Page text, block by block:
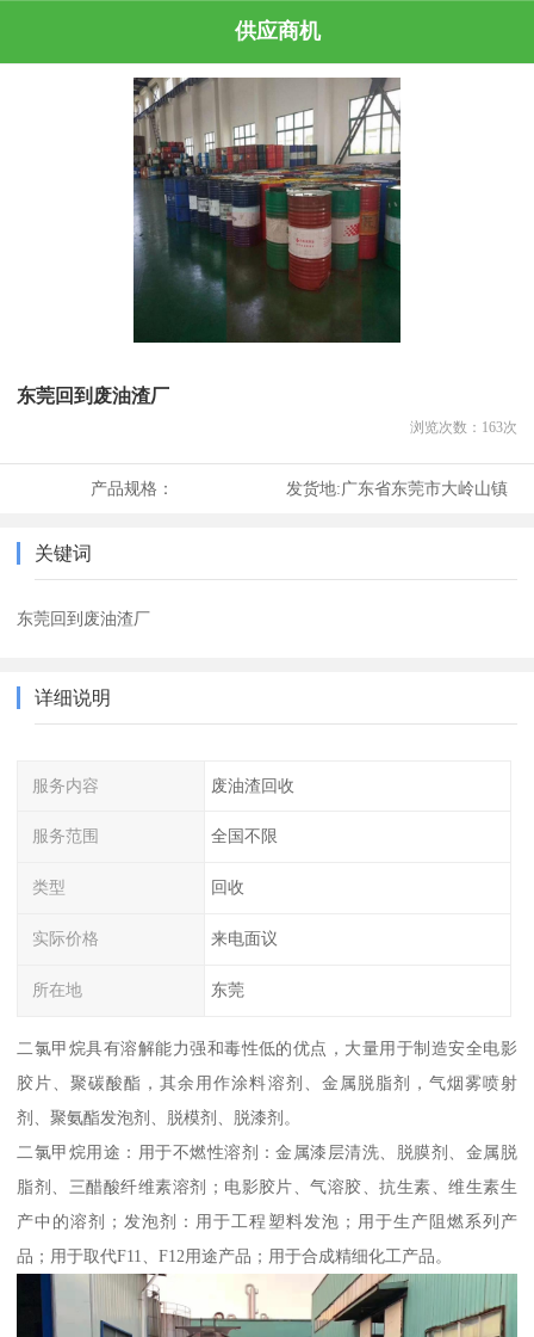
供应商机
东莞回到废油渣厂
浏览次数： 163次
产品规格： 发货地:广东省东莞市大岭山镇
关键词
东莞回到废油渣厂
详细说明
服务内容 废油渣回收
服务范围 全国不限
类型 回收
实际价格 来电面议
所在地 东莞
二氯甲烷具有溶解能力强和毒性低的优点，大量用于制造安全电影
胶片、聚碳酸酯，其余用作涂料溶剂、金属脱脂剂，气烟雾喷射
剂、聚氨酯发泡剂、脱模剂、脱漆剂。
二氯甲烷用途：用于不燃性溶剂：金属漆层清洗、脱膜剂、金属脱
脂剂、三醋酸纤维素溶剂；电影胶片、气溶胶、抗生素、维生素生
产中的溶剂；发泡剂：用于工程塑料发泡；用于生产阻燃系列产
品；用于取代F11、F12用途产品；用于合成精细化工产品。